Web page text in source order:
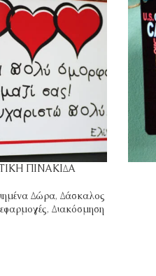
ΠΙΝΑΚΙΔΑ
Δώρα,Δάσκαλος
, Διακόσμηση